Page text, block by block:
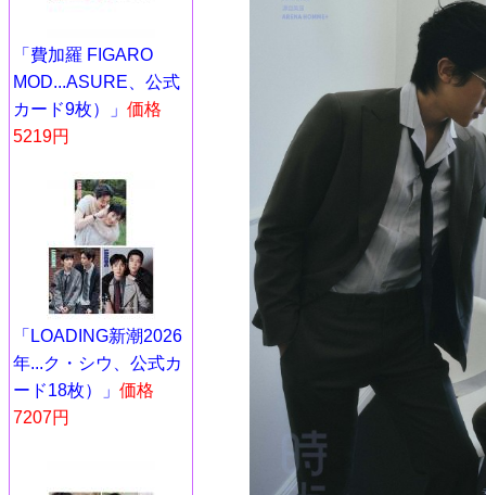
「費加羅 FIGARO
MOD...ASURE、公式
カード9枚）」 価格
5219円
「LOADING新潮2026
年...ク・シウ、公式カ
ード18枚）」 価格
7207円